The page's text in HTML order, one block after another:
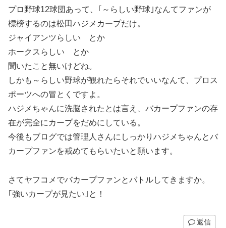
プロ野球12球団あって、｢～らしい野球｣なんてファンが
標榜するのは松田ハジメカープだけ。
ジャイアンツらしい とか
ホークスらしい とか
聞いたこと無いけどね。
しかも～らしい野球が観れたらそれでいいなんて、プロス
ポーツへの冒とくですよ。
ハジメちゃんに洗脳されたとは言え、バカープファンの存
在が完全にカープをだめにしている。
今後もブログでは管理人さんにしっかりハジメちゃんとバ
カープファンを戒めてもらいたいと願います。
さてヤフコメでバカープファンとバトルしてきますか。
｢強いカープが見たい｣と！
返信